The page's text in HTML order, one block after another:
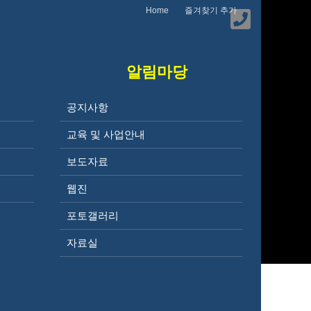
Home 즐겨찾기 추가
알림마당
공지사항
교육 및 사업안내
보도자료
웹진
포토갤러리
자료실